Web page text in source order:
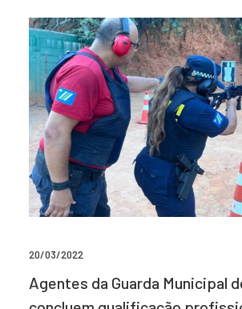
20/03/2022
Agentes da Guarda Municipal